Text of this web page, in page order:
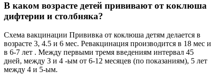
В каком возрасте детей прививают от коклюша
дифтерии и столбняка?
Схема вакцинации Прививка от коклюша детям делается в
возрасте 3, 4.5 и 6 мес. Ревакцинация производится в 18 мес и
в 6-7 лет . Между первыми тремя введениям интервал 45
дней, между 3 и 4 -ым от 6-12 месяцев (по показаниям), 5 лет
между 4 и 5-ым.